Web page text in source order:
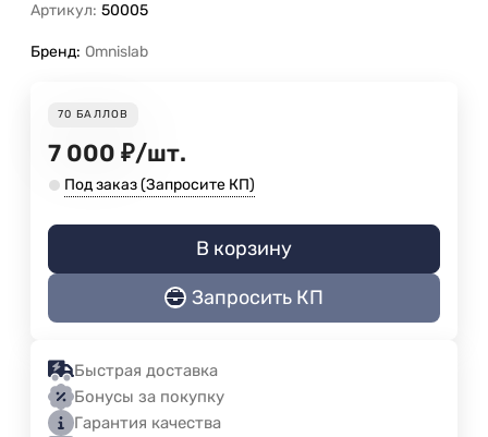
Артикул: 50005
Бренд: Omnislab
70 БАЛЛОВ
7 000 ₽/шт.
Под заказ (Запросите КП)
В корзину
Запросить КП
Быстрая доставка
Бонусы за покупку
Гарантия качества